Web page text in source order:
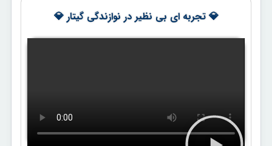
💎 تجربه ای بی نظیر در نوازندگی گیتار 💎